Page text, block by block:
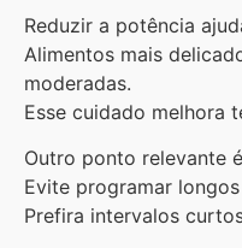
Reduzir a potência
Alimentos mais
moderadas.
Esse cuidado melhora
Outro ponto relevante
Evite programar
Prefira intervalos